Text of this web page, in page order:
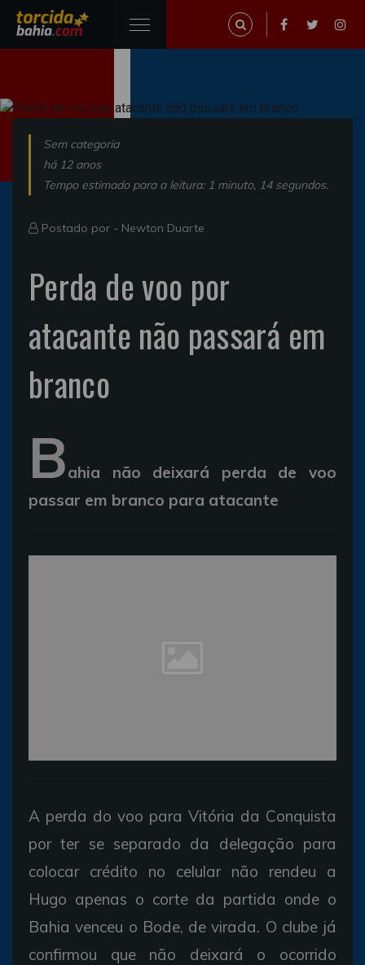
Sem categoria
há 12 anos
Tempo estimado para a leitura: 1 minuto, 14 segundos.
Postado por - Newton Duarte
Perda de voo por
atacante não passará em
branco
Bahia não deixará perda de voo
passar em branco para atacante
A perda do voo para Vitória da Conquista
por ter se separado da delegação para
colocar crédito no celular não rendeu a
Hugo apenas o corte da partida onde o
Bahia venceu o Bode, de virada. O clube já
confirmou que não deixará o ocorrido